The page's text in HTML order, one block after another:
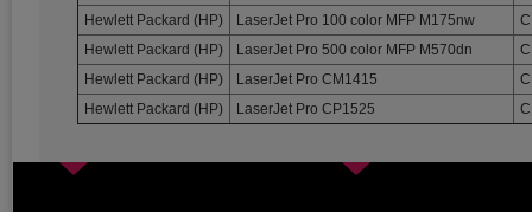
Hewlett Packard (HP)
LaserJet Pro 100 color MFP M175nw
Hewlett Packard (HP)
LaserJet Pro 500 color MFP M570dn
Hewlett Packard (HP)
LaserJet Pro CM1415
Hewlett Packard (HP)
LaserJet Pro CP1525